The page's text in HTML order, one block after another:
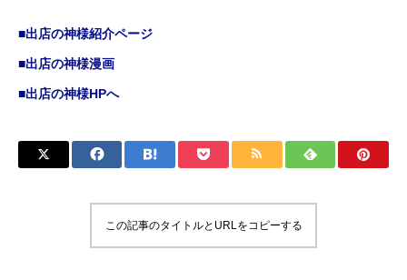
■出店の神様紹介ページ
■出店の神様漫画
■出店の神様HPへ
この記事のタイトルとURLをコピーする